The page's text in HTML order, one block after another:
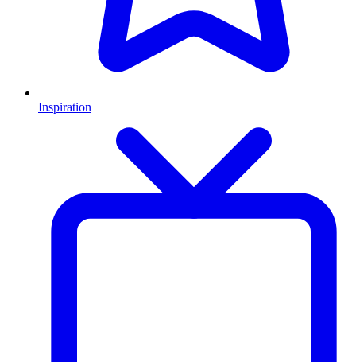
Inspiration